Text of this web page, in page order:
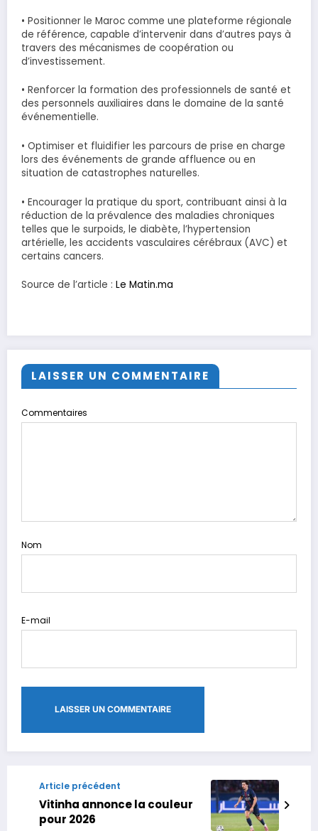
• Positionner le Maroc comme une plateforme régionale
de référence, capable d’intervenir dans d’autres pays à
travers des mécanismes de coopération ou
d’investissement.
• Renforcer la formation des professionnels de santé et
des personnels auxiliaires dans le domaine de la santé
événementielle.
• Optimiser et fluidifier les parcours de prise en charge
lors des événements de grande affluence ou en
situation de catastrophes naturelles.
• Encourager la pratique du sport, contribuant ainsi à la
réduction de la prévalence des maladies chroniques
telles que le surpoids, le diabète, l’hypertension
artérielle, les accidents vasculaires cérébraux (AVC) et
certains cancers.
Source de l’article : Le Matin.ma
LAISSER UN COMMENTAIRE
Commentaires
Nom
E-mail
Article précédent
Vitinha annonce la couleur
pour 2026